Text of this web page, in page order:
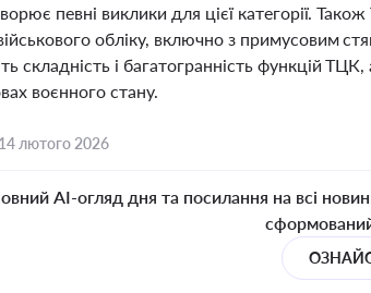
певні виклики для цієї категорії.
обліку, включно з примусовим
складність і багатогранність функцій
воєнного стану.
14 лютого 2026
AI-огляд дня та посилання на всі